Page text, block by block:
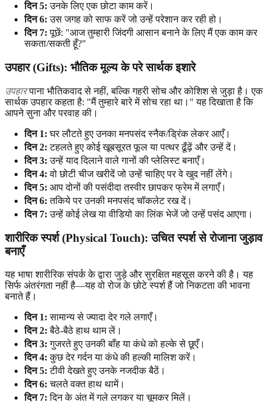
दिन 5: उनके लिए एक छोटा काम करें।
दिन 6: उस जगह को साफ करें जो उन्हें परेशान कर रही हो।
दिन 7: पूछें: "आज तुम्हारी जिंदगी आसान बनाने के लिए मैं एक काम कर
सकता/सकती हूँ?"
उपहार (Gifts): भौतिक मूल्य के परे सार्थक इशारे
उपहारपाना भौतिकवाद से नहीं, बल्कि गहरी सोच और कोशिश से जुड़ा है। एक
सार्थक उपहार कहता है: "मैं तुम्हारे बारे में सोच रहा था।" यह दिखाता है कि
आपने सुना और परवाह की।
दिन 1: घर लौटते हुए उनका मनपसंद स्नैक/ड्रिंक लेकर आएँ।
दिन 2: टहलते हुए कोई खूबसूरत फूल या पत्थर ढूँढ़ें और उन्हें दें।
दिन 3: उन्हें याद दिलाने वाले गानों की प्लेलिस्ट बनाएँ।
दिन 4: वो छोटी चीज खरीदें जो उन्हें चाहिए पर वे खुद नहीं लेंगे।
दिन 5: आप दोनों की पसंदीदा तस्वीर छापकर फ्रेम में लगाएँ।
दिन 6: तकिये पर उनकी मनपसंद चॉकलेट रख दें।
दिन 7: उन्हें कोई लेख या वीडियो का लिंक भेजें जो उन्हें पसंद आएगा।
शारीरिक स्पर्श (Physical Touch): उचित स्पर्श से रोजाना जुड़ाव
बनाएँ
यह भाषा शारीरिक संपर्क के द्वारा जुड़े और सुरक्षित महसूस करने की है। यह
सिर्फ अंतरंगता नहीं है—यह वो रोज के छोटे स्पर्श हैं जो निकटता की भावना
बनाते हैं।
दिन 1: सामान्य से ज्यादा देर गले लगाएँ।
दिन 2: बैठे-बैठे हाथ थाम लें।
दिन 3: गुजरते हुए उनकी बाँह या कंधे को हल्के से छूएँ।
दिन 4: कुछ देर गर्दन या कंधे की हल्की मालिश करें।
दिन 5: टीवी देखते हुए उनके नजदीक बैठें।
दिन 6: चलते वक्त हाथ थामें।
दिन 7: दिन के अंत में गले लगकर या चूमकर मिलें।